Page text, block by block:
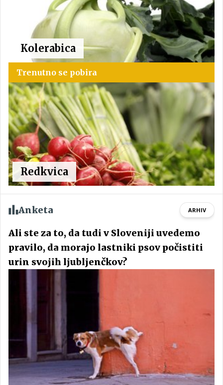
Kolerabica
Trenutno se pobira
Redkvica
Anketa ARHIV
Ali ste za to, da tudi v Sloveniji uvedemo
pravilo, da morajo lastniki psov počistiti
urin svojih ljubljenčkov?